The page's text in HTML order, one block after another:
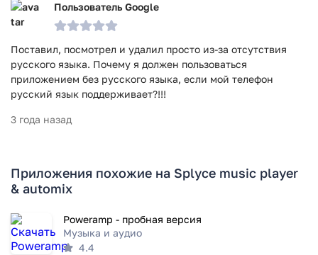
Пользователь Google
Поставил, посмотрел и удалил просто из-за отсутствия
русского языка. Почему я должен пользоваться
приложением без русского языка, если мой телефон
русский язык поддерживает?!!!
3 года назад
Приложения похожие на Splyce music player
& automix
Poweramp - пробная версия
Музыка и аудио
4.4